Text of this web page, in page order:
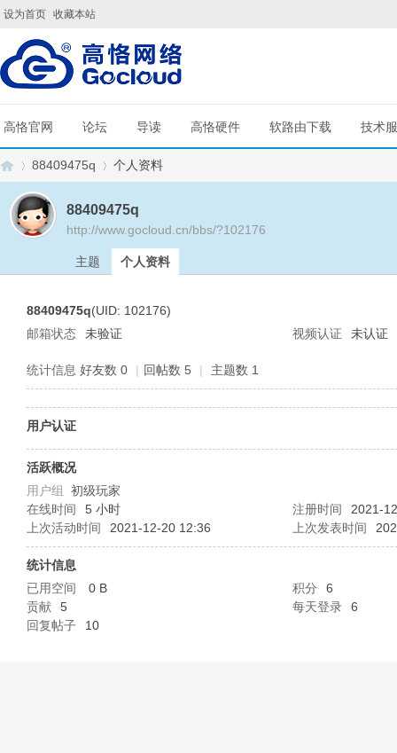
设为首页 收藏本站
高恪官网 论坛 导读 高恪硬件 软路由下载 技术
88409475q 个人资料
88409475q
http://www.gocloud.cn/bbs/?102176
主题 个人资料
88409475q(UID: 102176)
邮箱状态
未验证 视频认证 未认证
统计信息 好友数 0 | 回帖数 5 | 主题数 1
用户认证
活跃概况
用户组 初级玩家
在线时间
5 小时 注册时间
2021-
上次活动时间
2021-12-20 12:36 上次发表时间
统计信息
已用空间
0 B 积分
6
贡献
5 每天登录
6
回复帖子
10